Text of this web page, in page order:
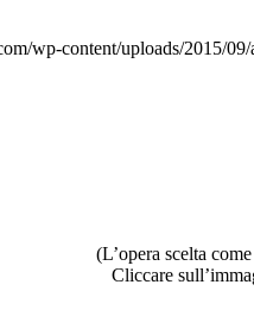
wp-content/uploads/2015/
(L’opera scelta
Cliccare